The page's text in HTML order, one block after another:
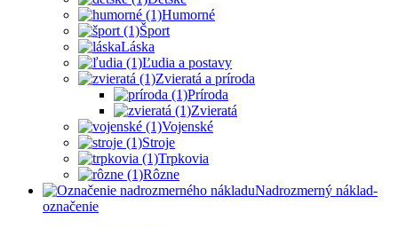
Humorné
Šport
Láska
Ľudia a postavy
Zvieratá a príroda
Príroda
Zvieratá
Vojenské
Stroje
Trpkovia
Rôzne
Nadrozmerný náklad-
označenie